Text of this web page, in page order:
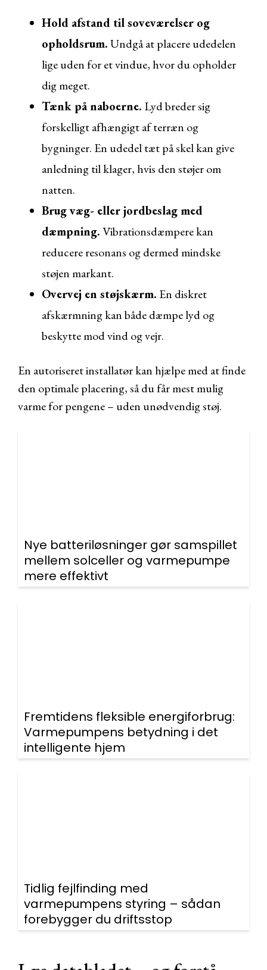
Hold afstand til soveværelser og
opholdsrum.Undgå at placere udedelen
lige uden for et vindue, hvor du opholder
dig meget.
Tænk på naboerne. Lyd breder sig
forskelligt afhængigt af terræn og
bygninger. En udedel tæt på skel kan give
anledning til klager, hvis den støjer om
natten.
Brug væg- eller jordbeslag med
dæmpning.Vibrationsdæmpere kan
reducere resonans og dermed mindske
støjen markant.
Overvej en støjskærm. En diskret
afskærmning kan både dæmpe lyd og
beskytte mod vind og vejr.
En autoriseret installatør kan hjælpe med at finde
den optimale placering, så du får mest mulig
varme for pengene – uden unødvendig støj.
Nye batteriløsninger gør samspillet
mellem solceller og varmepumpe
mere effektivt
Fremtidens fleksible energiforbrug:
Varmepumpens betydning i det
intelligente hjem
Tidlig fejlfinding med
varmepumpens styring – sådan
forebygger du driftsstop